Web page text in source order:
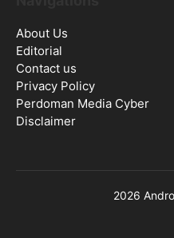
About Us
Editorial
Contact us
Privacy Policy
Perdoman Media Cyber
Disclaimer
2026